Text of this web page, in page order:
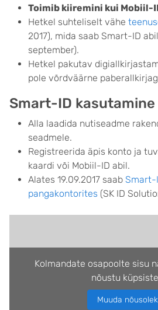
Toimib kiiremini kui Mobiil-
Hetkel suhteliselt vähe
2017), mida saab Smart-ID
september).
Hetkel pakutav
pole võrdväärne
Smart-ID kasutamine
Alla laadida nutiseadme
seadmele.
Registreerida äpis konto ja
kaardi või Mobiil-ID abil.
Alates 19.09.2017 saab Smart-
pangakontorites (SK ID
Kolmandate osapoolte sisu
nõustu
Muuda